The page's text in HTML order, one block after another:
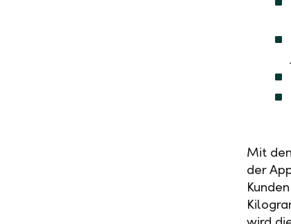
Mit
der